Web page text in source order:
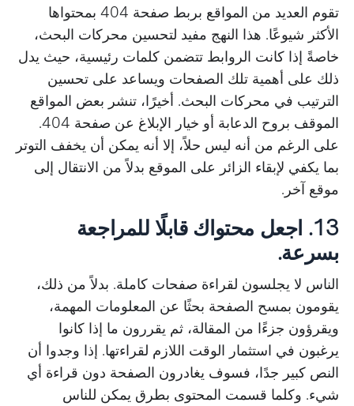
تقوم العديد من المواقع بربط صفحة 404 بمحتواها
الأكثر شيوعًا. هذا النهج مفيد لتحسين محركات البحث،
خاصةً إذا كانت الروابط تتضمن كلمات رئيسية، حيث يدل
ذلك على أهمية تلك الصفحات ويساعد على تحسين
الترتيب في محركات البحث. أخيرًا، تنشر بعض المواقع
الموقف بروح الدعابة أو خيار الإبلاغ عن صفحة 404.
على الرغم من أنه ليس حلاً، إلا أنه يمكن أن يخفف التوتر
بما يكفي لإبقاء الزائر على الموقع بدلاً من الانتقال إلى
موقع آخر.
13. اجعل محتواك قابلًا للمراجعة
بسرعة.
الناس لا يجلسون لقراءة صفحات كاملة. بدلاً من ذلك،
يقومون بمسح الصفحة بحثًا عن المعلومات المهمة،
ويقرؤون جزءًا من المقالة، ثم يقررون ما إذا كانوا
يرغبون في استثمار الوقت اللازم لقراءتها. إذا وجدوا أن
النص كبير جدًا، فسوف يغادرون الصفحة دون قراءة أي
شيء. وكلما قسمت المحتوى بطرق يمكن للناس